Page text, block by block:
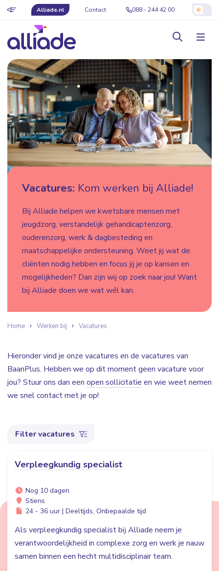
Alliade.nl Contact 088 - 244 42 00
Vacatures: Kom werken bij Alliade!
Bij Alliade helpen we kwetsbare mensen met
jeugdzorg, verstandelijk gehandicaptenzorg,
ouderenzorg, werk & dagbesteding en
maatschappelijke ondersteuning. Weet jij wat de
cliënten nodig hebben en focus jij je op kansen en
mogelijkheden? Dan zijn wij op zoek naar jou! Want
bij Alliade doen we wat wél kan.
Home Werken bij Vacatures
Hieronder vind je onze vacatures en de vacatures van
BaanPlus. Hebben we op dit moment geen vacature voor
jou? Stuur ons dan een open sollicitatie en wie weet nemen
we snel contact met je op!
Filter vacatures
Verpleegkundig specialist
Nog 10 dagen
Stiens
24 - 36 uur | Deeltijds, Onbepaalde tijd
Als verpleegkundig specialist bij Alliade neem je
verantwoordelijkheid in complexe zorg en werk je nauw
samen binnen een hecht multidisciplinair team.